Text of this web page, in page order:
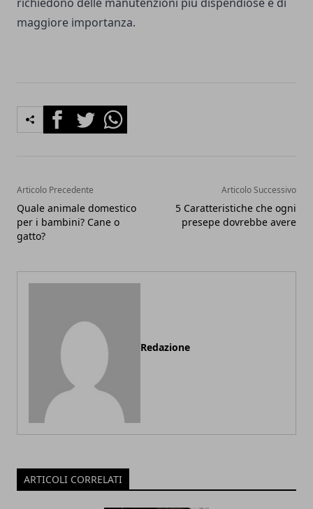
maggiore importanza.
FacebookTwitterWhatsapp
Articolo Precedente
Quale animale domestico
per i bambini? Cane o
gatto?
Articolo Successivo
5 Caratteristiche che ogni
presepe dovrebbe avere
Redazione
ARTICOLI CORRELATI